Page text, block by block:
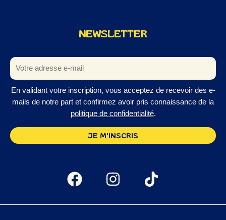
NEWSLETTER
En validant votre inscription, vous acceptez de recevoir des e-
mails de notre part et confirmez avoir pris connaissance de la
politique de confidentialité.